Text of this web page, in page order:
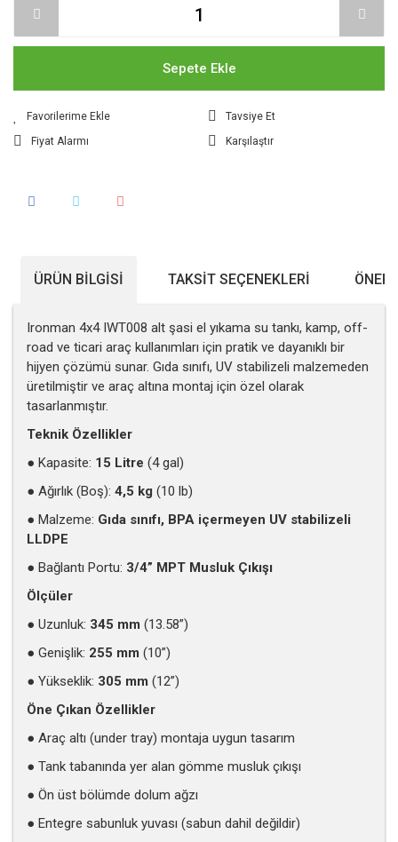
Sepete Ekle
Tavsiye Et
Fiyat Alarmı
Karşılaştır
ÜRÜN BILGISI TAKSIT SEÇENEKLERI
Ironman 4x4 IWT008 alt şasi el yıkama su tankı, kamp, off-
road ve ticari araç kullanımları için pratik ve dayanıklı bir
hijyen çözümü sunar. Gıda sınıfı, UV stabilizeli malzemeden
üretilmiştir ve araç altına montaj için özel olarak
tasarlanmıştır.
Teknik Özellikler
● Kapasite: 15 Litre (4 gal)
● Ağırlık (Boş): 4,5 kg (10 lb)
● Malzeme: Gıda sınıfı, BPA içermeyen UV stabilizeli
LLDPE
● Bağlantı Portu: 3/4” MPT Musluk Çıkışı
Ölçüler
● Uzunluk: 345 mm (13.58”)
● Genişlik: 255 mm (10”)
● Yükseklik: 305 mm (12”)
Öne Çıkan Özellikler
● Araç altı (under tray) montaja uygun tasarım
● Tank tabanında yer alan gömme musluk çıkışı
● Ön üst bölümde dolum ağzı
● Entegre sabunluk yuvası (sabun dahil değildir)